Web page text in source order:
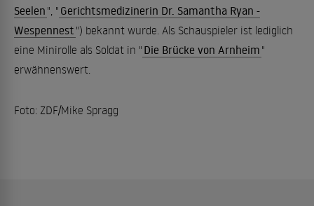
Seelen ", " Gerichtsmedizinerin Dr. Samantha Ryan -
Wespennest ") bekannt wurde. Als Schauspieler ist lediglich
eine Minirolle als Soldat in " Die Brücke von Arnheim "
erwähnenswert.
Foto: ZDF/Mike Spragg